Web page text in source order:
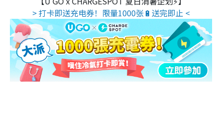
> 打卡即送充电券！限量1000张🔋送完即止 <